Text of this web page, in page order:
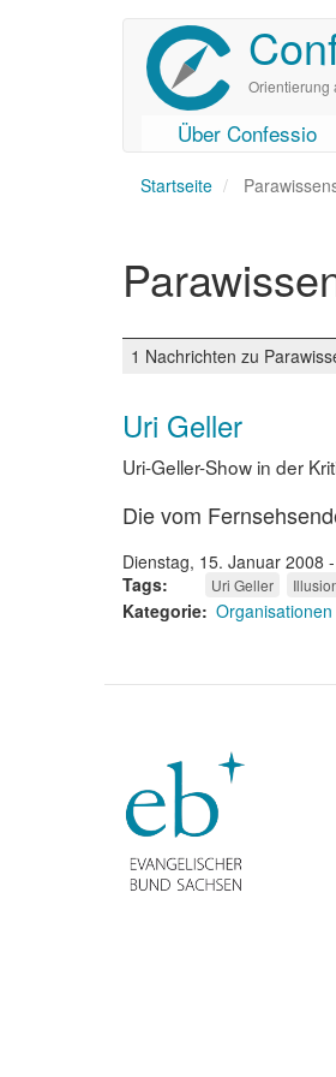
Orientierung
User
account
Main
navigation
Über Confessio
Startseite
1 Nachrichten zu
Uri Geller
Uri-Geller-Show in der
Die vom
Dienstag, 15. Januar 2008
Tags
Uri Geller
Kategorie Organisationen